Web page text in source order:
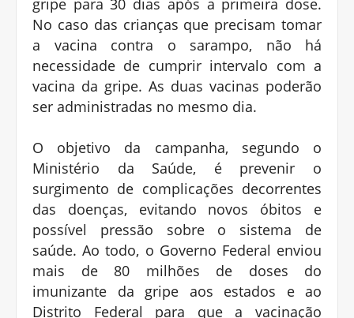
gripe para 30 dias após a primeira dose.
No caso das crianças que precisam tomar
a vacina contra o sarampo, não há
necessidade de cumprir intervalo com a
vacina da gripe. As duas vacinas poderão
ser administradas no mesmo dia.
O objetivo da campanha, segundo o
Ministério da Saúde, é prevenir o
surgimento de complicações decorrentes
das doenças, evitando novos óbitos e
possível pressão sobre o sistema de
saúde. Ao todo, o Governo Federal enviou
mais de 80 milhões de doses do
imunizante da gripe aos estados e ao
Distrito Federal para que a vacinação